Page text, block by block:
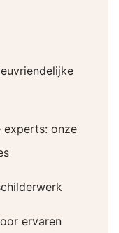
experts: onze
ervaren